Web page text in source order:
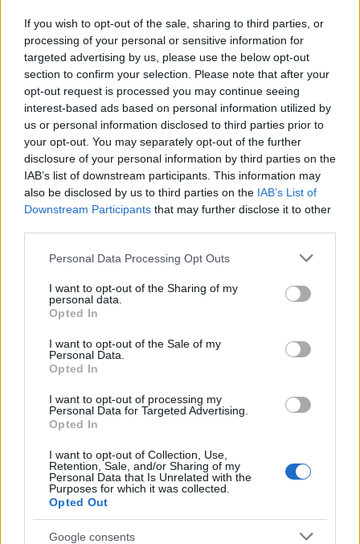
If you wish to opt-out of the sale, sharing to third parties, or
processing of your personal or sensitive information for
targeted advertising by us, please use the below opt-out
section to confirm your selection. Please note that after your
opt-out request is processed you may continue seeing
interest-based ads based on personal information utilized by
us or personal information disclosed to third parties prior to
your opt-out. You may separately opt-out of the further
disclosure of your personal information by third parties on the
IAB’s list of downstream participants. This information may
also be disclosed by us to third parties on the IAB’s List of
Downstream Participants that may further disclose it to other
Please note that this website/app uses one or more Google
not limited to your visit or usage behaviour. You may click to
grant or deny consent to Google and its third-party tags to
use your data for below specified purposes in below Google
consent section.
Personal Data Processing Opt Outs
I want to opt-out of the Sharing of my
personal data.
Opted In
I want to opt-out of the Sale of my
Personal Data.
Opted In
I want to opt-out of processing my
Personal Data for Targeted Advertising.
Opted In
I want to opt-out of Collection, Use,
Retention, Sale, and/or Sharing of my
Personal Data that Is Unrelated with the
Purposes for which it was collected.
Opted Out
Google consents
Új helyszínen, régi lendülettel –
Könyvekkel, játékokkal és
dedikálásokkal érkezik a 30.
Budapesti Nemzetközi
Könyvfesztivál
színes_ötletek•2025. szeptember 24.
Október első hétvégéjén új helyszínen, a Bálna
Könyvfesztivált, amely idén már harmincadik ...